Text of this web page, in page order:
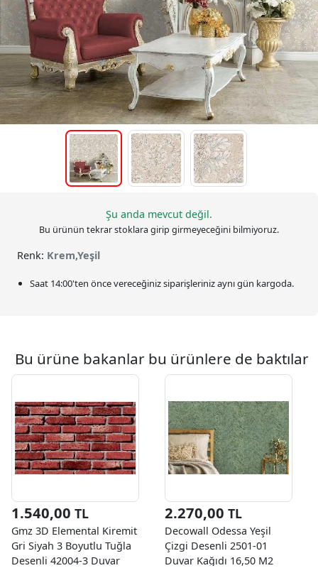
Şu anda mevcut değil.
Bu ürünün tekrar stoklara girip girmeyeceğini bilmiyoruz.
Renk: Krem,Yeşil
Saat 14:00'ten önce vereceğiniz siparişlerinizaynı gün kargoda.
Bu ürüne bakanlar bu ürünlere de baktılar
1.540,00 TL
Gmz 3D Elemental Kiremit
Gri Siyah 3 Boyutlu Tuğla
Desenli 42004-3 Duvar
2.270,00 TL
Decowall Odessa Yeşil
Çizgi Desenli 2501-01
Duvar Kağıdı 16,50 M2